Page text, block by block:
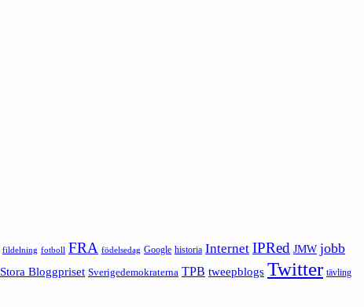
fildelning fotboll FRA födelsedag Google historia Internet IPRed JMW jobb
Stora Bloggpriset Sverigedemokraterna TPB tweepblogs Twitter tävling